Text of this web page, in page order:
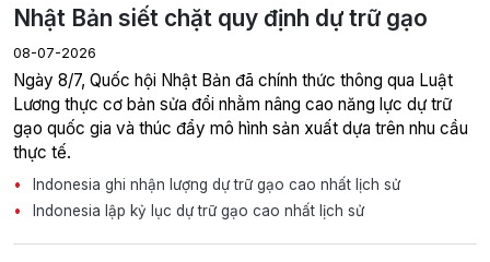
Nhật Bản siết chặt quy định dự trữ gạo
08-07-2026
Ngày 8/7, Quốc hội Nhật Bản đã chính thức thông qua Luật
Lương thực cơ bản sửa đổi nhằm nâng cao năng lực dự trữ
gạo quốc gia và thúc đẩy mô hình sản xuất dựa trên nhu cầu
thực tế.
Indonesia ghi nhận lượng dự trữ gạo cao nhất lịch sử
Indonesia lập kỷ lục dự trữ gạo cao nhất lịch sử